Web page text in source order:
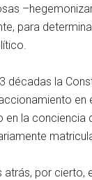
para
décadas la
en
en la conciencia
atrás, por cierto,